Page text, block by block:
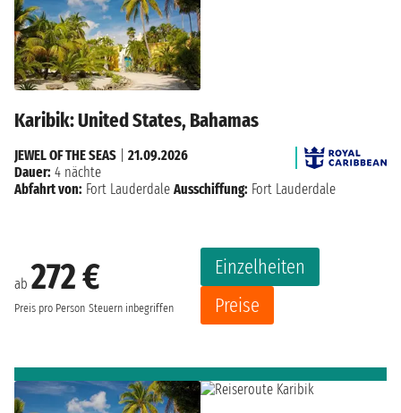
Karibik: United States, Bahamas
ab 272 €
Preis pro Person Steuern inbegriffen
Einzelheiten
Preise
JEWEL OF THE SEAS
21.09.2026
Dauer: 4 nächte
Abfahrt von: Fort Lauderdale Ausschiffung: Fort Lauderdale